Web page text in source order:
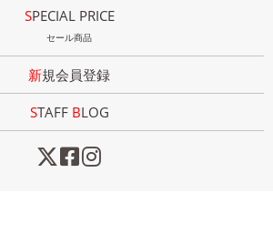
SPECIAL PRICE
セール商品
新規会員登録
STAFF BLOG